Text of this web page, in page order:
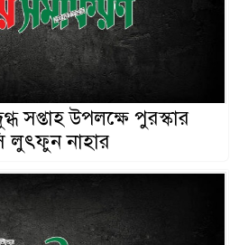
সপ্তাহ উপলক্ষে পুরস্কার
লুৎফুন নাহার